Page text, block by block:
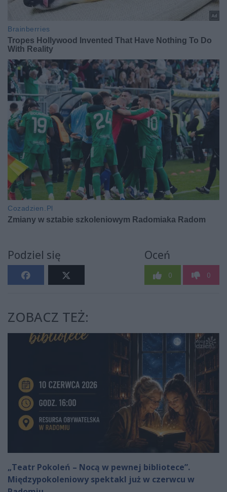
Podziel się Oceń
0 0
ZOBACZ TEŻ:
„Teatr Pokoleń – Nocą w pewnej bibliotece”.
Międzypokoleniowy spektakl już w czerwcu w